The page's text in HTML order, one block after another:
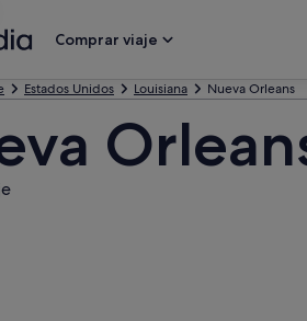
Comprar viaje
Estados Unidos Louisiana Nueva Orleans